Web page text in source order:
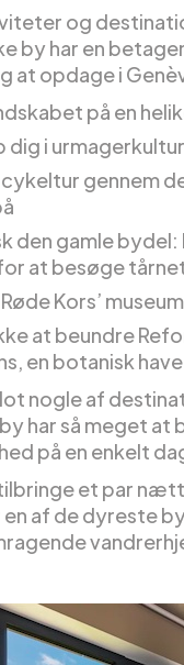
og
by har en
at opdage i
på en
dig i
cykeltur gennem
den gamle bydel:
at besøge
Kors’ museum
at beundre
en botanisk
nogle af
har så meget at
på en enkelt
et par
af de dyreste